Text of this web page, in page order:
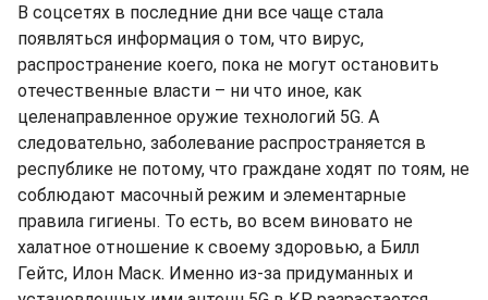
В соцсетях в последние дни все чаще стала
появляться информация о том, что вирус,
распространение коего, пока не могут остановить
отечественные власти – ни что иное, как
целенаправленное оружие технологий 5G. А
следовательно, заболевание распространяется в
республике не потому, что граждане ходят по тоям, не
соблюдают масочный режим и элементарные
правила гигиены. То есть, во всем виновато не
халатное отношение к своему здоровью, а Билл
Гейтс, Илон Маск. Именно из-за придуманных и